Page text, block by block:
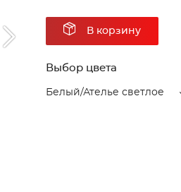
⚠
В корзину
Выбор цвета
Белый/Ателье светлое